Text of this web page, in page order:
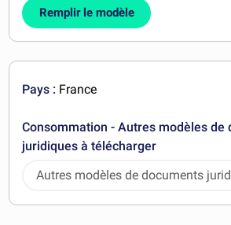
Remplir le modèle
Pays : France
Consommation - Autres modèles de
juridiques à télécharger
Autres modèles de documents
télécharger